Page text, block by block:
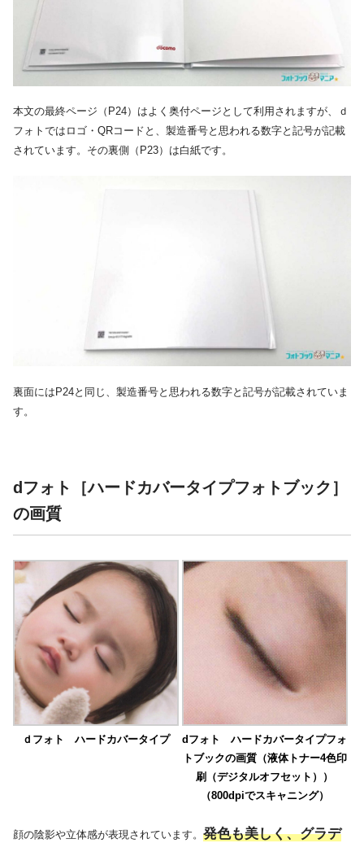
本文の最終ページ（P24）はよく奥付ページとして利用されますが、ｄ
フォトではロゴ・QRコードと、製造番号と思われる数字と記号が記載
されています。その裏側（P23）は白紙です。
裏面にはP24と同じ、製造番号と思われる数字と記号が記載されていま
す。
dフォト［ハードカバータイプフォトブック］
の画質
ｄフォト ハードカバータイプ
dフォト ハードカバータイプフォ
トブックの画質（液体トナー4色印
刷（デジタルオフセット））
（800dpiでスキャニング）
顔の陰影や立体感が表現されています。 発色も美しく、グラデ